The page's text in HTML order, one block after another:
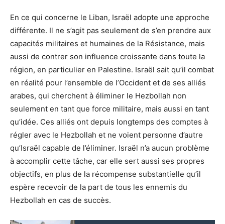
En ce qui concerne le Liban, Israël adopte une approche
différente. Il ne s’agit pas seulement de s’en prendre aux
capacités militaires et humaines de la Résistance, mais
aussi de contrer son influence croissante dans toute la
région, en particulier en Palestine. Israël sait qu’il combat
en réalité pour l’ensemble de l’Occident et de ses alliés
arabes, qui cherchent à éliminer le Hezbollah non
seulement en tant que force militaire, mais aussi en tant
qu’idée. Ces alliés ont depuis longtemps des comptes à
régler avec le Hezbollah et ne voient personne d’autre
qu’Israël capable de l’éliminer. Israël n’a aucun problème
à accomplir cette tâche, car elle sert aussi ses propres
objectifs, en plus de la récompense substantielle qu’il
espère recevoir de la part de tous les ennemis du
Hezbollah en cas de succès.